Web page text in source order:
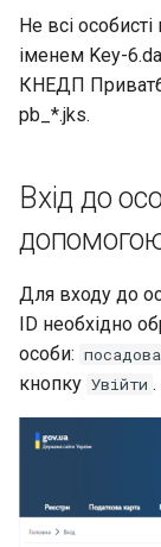
Не всi особистi
iменем Key-
КНЕДП
pb_*.jks.
Вхід до
Для входу до
ID необхідно
особи:
кнопку Увійти .